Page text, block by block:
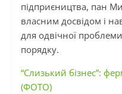
підприєництва, пан
власним досвідом і
для одвічної
порядку.
“Слизький бізнес”:
(ФОТО)